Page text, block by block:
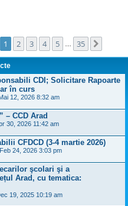
e
1 din 35
1 2 3 4 5 35
CDI; Solicitare Rapoarte
în curs
12, 2026 8:32 am
– CCD Arad
30, 2026 11:42 am
CFDCD (3-4 martie 2026)
24, 2026 3:03 pm
şcolari şi a
Arad, cu tematica:
19, 2025 10:19 am